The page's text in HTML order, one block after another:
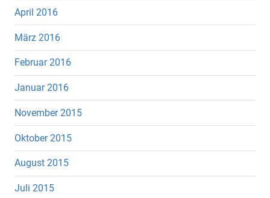
April 2016
März 2016
Februar 2016
Januar 2016
November 2015
Oktober 2015
August 2015
Juli 2015